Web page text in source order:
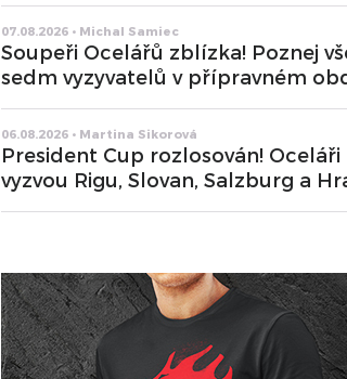
07.08.2026 • Michal Samiec
Soupeři Ocelářů zblízka! Poznej
sedm vyzyvatelů v přípravném
06.08.2026 • Martina Sikorová
President Cup rozlosován! Oceláři
vyzvou Rigu, Slovan, Salzburg a